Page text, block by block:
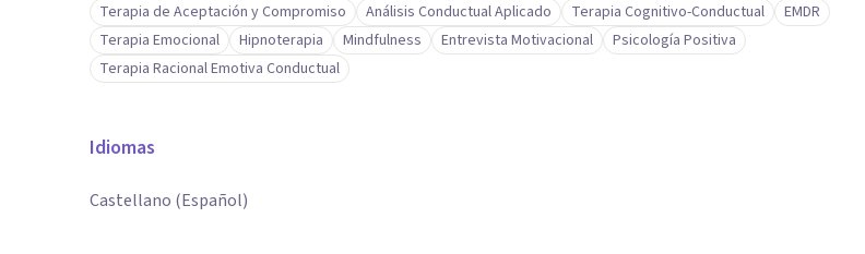
Terapia de Aceptación y Compromiso Análisis Conductual Aplicado Terapia Cognitivo-Conductual
EMDR
Terapia Emocional
Hipnoterapia Mindfulness Entrevista Motivacional
Psicología Positiva
Terapia Racional Emotiva Conductual
Idiomas
Castellano (Español)